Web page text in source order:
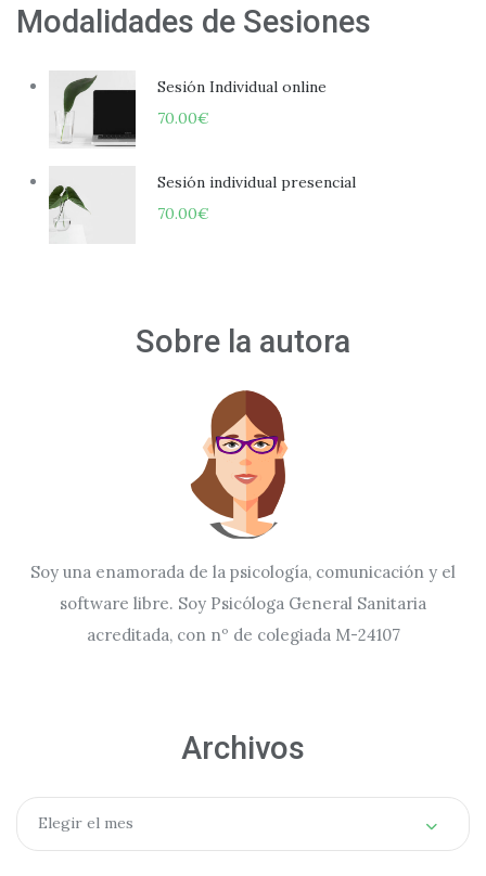
Modalidades de Sesiones
Sesión Individual online
70.00€
Sesión individual presencial
70.00€
Sobre la autora
Soy una enamorada de la psicología, comunicación y el
software libre. Soy Psicóloga General Sanitaria
acreditada, con nº de colegiada M-24107
Archivos
Archivos
Elegir el mes